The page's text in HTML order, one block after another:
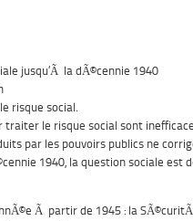
jusqu’Ã la dÃ©cennie 1940
risque social.
traiter le risque social sont
par les pouvoirs publics ne
1940, la question sociale est
Ã partir de 1945 : la